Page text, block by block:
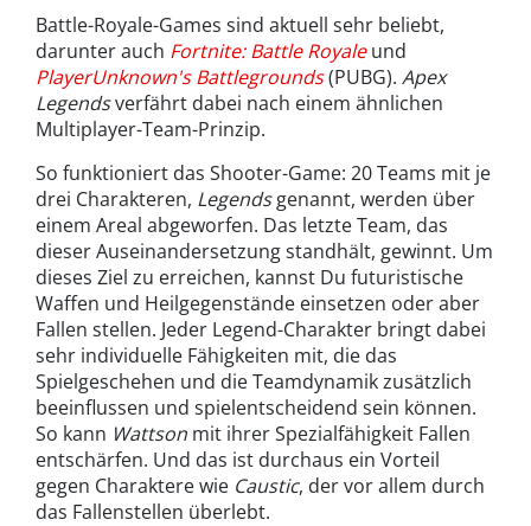
Battle-Royale-Games sind aktuell sehr beliebt,
darunter auch Fortnite: Battle Royaleund
PlayerUnknown's Battlegrounds(PUBG). Apex
Legendsverfährt dabei nach einem ähnlichen
Multiplayer-Team-Prinzip.
So funktioniert das Shooter-Game: 20 Teams mit je
drei Charakteren, Legendsgenannt, werden über
einem Areal abgeworfen. Das letzte Team, das
dieser Auseinandersetzung standhält, gewinnt. Um
dieses Ziel zu erreichen, kannst Du futuristische
Waffen und Heilgegenstände einsetzen oder aber
Fallen stellen. Jeder Legend-Charakter bringt dabei
sehr individuelle Fähigkeiten mit, die das
Spielgeschehen und die Teamdynamik zusätzlich
beeinflussen und spielentscheidend sein können.
So kann Wattson mit ihrer Spezialfähigkeit Fallen
entschärfen. Und das ist durchaus ein Vorteil
gegen Charaktere wie Caustic, der vor allem durch
das Fallenstellen überlebt.